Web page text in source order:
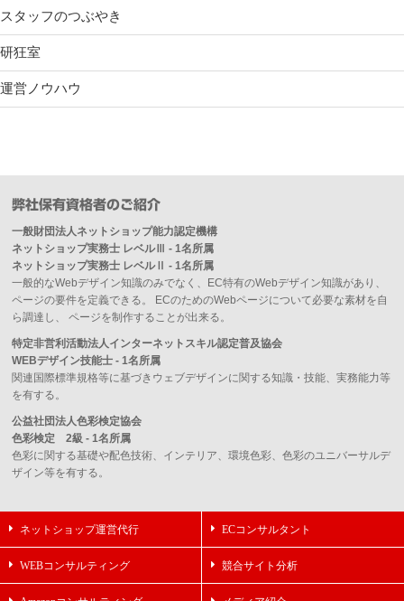
スタッフのつぶやき
研狂室
運営ノウハウ
弊社保有資格者のご紹介
一般財団法人ネットショップ能力認定機構
ネットショップ実務士 レベルⅢ - 1名所属
ネットショップ実務士 レベルⅡ - 1名所属
一般的なWebデザイン知識のみでなく、EC特有のWebデザイン知識があり、
ページの要件を定義できる。 ECのためのWebページについて必要な素材を自
ら調達し、 ページを制作することが出来る。
特定非営利活動法人インターネットスキル認定普及協会
WEBデザイン技能士 - 1名所属
関連国際標準規格等に基づきウェブデザインに関する知識・技能、実務能力等
を有する。
公益社団法人色彩検定協会
色彩検定 2級 - 1名所属
色彩に関する基礎や配色技術、インテリア、環境色彩、色彩のユニバーサルデ
ザイン等を有する。
ネットショップ運営代行 ECコンサルタント
WEBコンサルティング 競合サイト分析